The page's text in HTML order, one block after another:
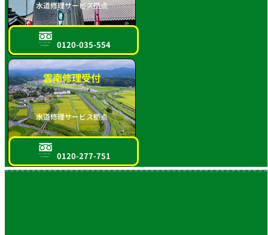
水道修理サービス拠点
フリーダイヤル
スマホOK!! 0120-035-554
雲南修理受付
水道修理サービス拠点
フリーダイヤル
スマホOK!! 0120-277-751